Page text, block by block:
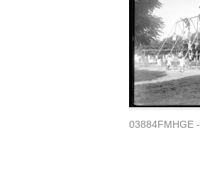
03884FMHGE -